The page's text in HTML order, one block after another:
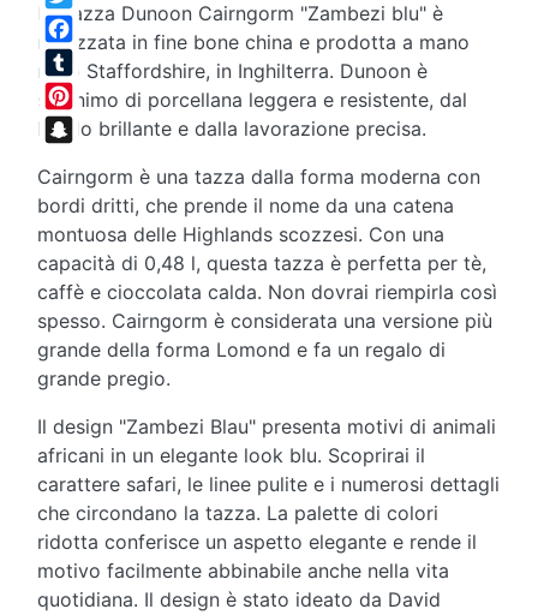
Twitter
Facebook
Tumblr
Pinterest
La tazza Dunoon Cairngorm "Zambezi blu" è
realizzata in fine bone china e prodotta a mano
nello Staffordshire, in Inghilterra. Dunoon è
sinonimo di porcellana leggera e resistente, dal
lucido brillante e dalla lavorazione precisa.
Cairngorm è una tazza dalla forma moderna con
bordi dritti, che prende il nome da una catena
montuosa delle Highlands scozzesi. Con una
capacità di 0,48 l, questa tazza è perfetta per tè,
caffè e cioccolata calda. Non dovrai riempirla così
spesso. Cairngorm è considerata una versione più
grande della forma Lomond e fa un regalo di
grande pregio.
Il design "Zambezi Blau" presenta motivi di animali
africani in un elegante look blu. Scoprirai il
carattere safari, le linee pulite e i numerosi dettagli
che circondano la tazza. La palette di colori
ridotta conferisce un aspetto elegante e rende il
motivo facilmente abbinabile anche nella vita
quotidiana. Il design è stato ideato da David